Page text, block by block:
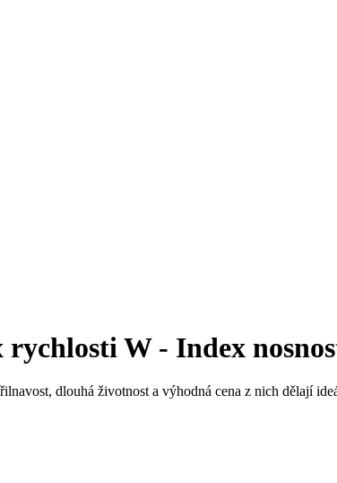
W - Index
dlouhá životnost a výhodná cena z nich dělají